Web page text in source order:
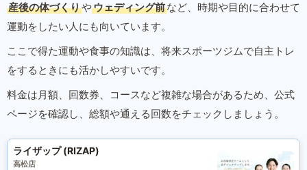
産後の体づくりやウェディング前など、時期や目的に合わせて
運動をしたい人にも向いています。
ここで得た運動や食事の知識は、将来スポーツジムで自主トレ
をするときにも活かしやすいです。
料金は月額、回数券、コースなど複雑な場合があるため、公式
ページを確認し、総額や通える回数をチェックしましょう。
ライザップ (RIZAP)
高松店